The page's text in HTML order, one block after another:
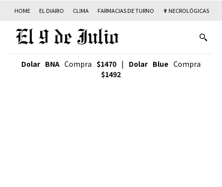
HOME EL DIARIO CLIMA FARMACIAS DE TURNO ✟ NECROLÓGICAS
Dolar BNA Compra $1470 | Dolar Blue Compra
$1492